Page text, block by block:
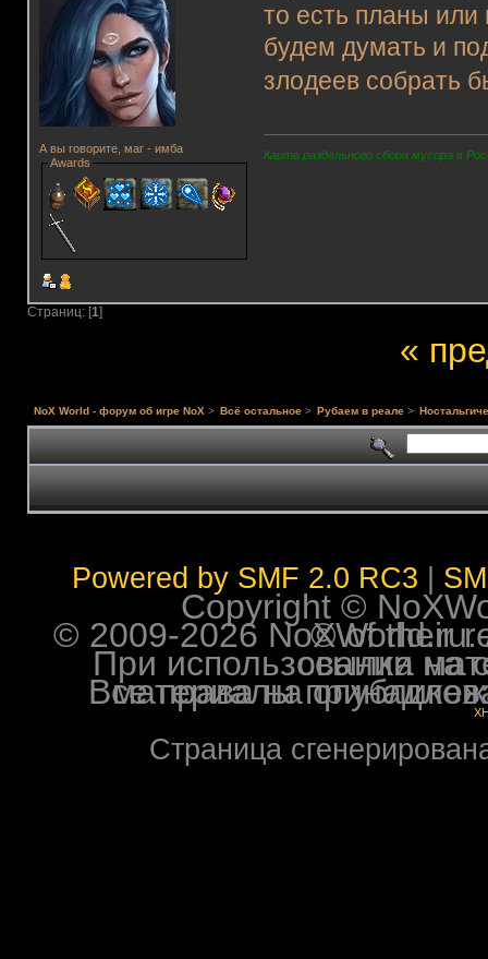
А вы говорите, маг - имба
Awards
то есть планы или
будем думать и
злодеев собрать
Карта раздельного сбора мусора в
Страниц: [1]
«
NoX World - форум об игре NoX> Всё остальное > Рубаем в реале >
Powered by SMF 2.0 RC3
Copyright ©
© 2009-2026 NoXWorld.ru. All
При использовании
Все права на опубликованные на форуме
Страница